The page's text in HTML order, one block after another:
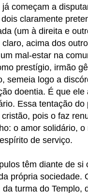
já começam a
claramente
(um à direita e
claro, acima dos
mal-estar na
prestígio, irmão
semeia logo a
doentia. É que
Essa tentação
cristão, pois o faz
o amor solidário,
de serviço.
têm diante de si
própria sociedade.
da turma do Templo,